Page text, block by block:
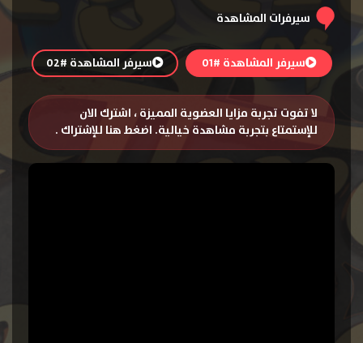
سيرفرات المشاهدة
سيرفر المشاهدة #01 سيرفر المشاهدة #02
لا تفوت تجربة مزايا العضوية المميزة ، اشترك الان
للإستمتاع بتجربة مشاهدة خيالية. اضغط هنا للإشتراك .